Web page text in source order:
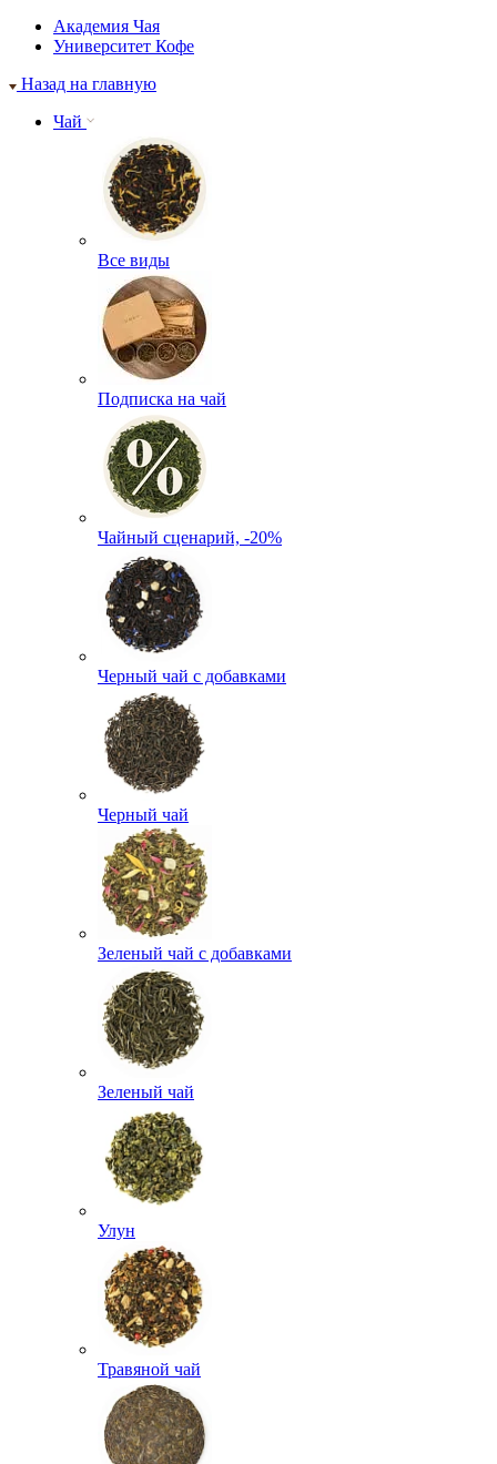
Академия Чая
Университет Кофе
Назад на главную
Чай
Все виды
Подписка на чай
Чайный сценарий, -20%
Черный чай с добавками
Черный чай
Зеленый чай с добавками
Зеленый чай
Улун
Травяной чай